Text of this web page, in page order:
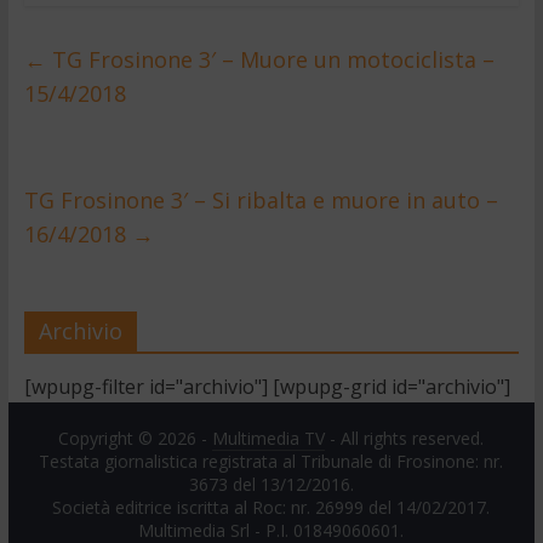
← TG Frosinone 3′ – Muore un motociclista –
15/4/2018
TG Frosinone 3′ – Si ribalta e muore in auto –
16/4/2018 →
Archivio
[wpupg-filter id="archivio"] [wpupg-grid id="archivio"]
Copyright © 2026 - Multimedia TV - All rights reserved.
Testata giornalistica registrata al Tribunale di Frosinone: nr.
3673 del 13/12/2016.
Società editrice iscritta al Roc: nr. 26999 del 14/02/2017.
Multimedia Srl - P.I. 01849060601.